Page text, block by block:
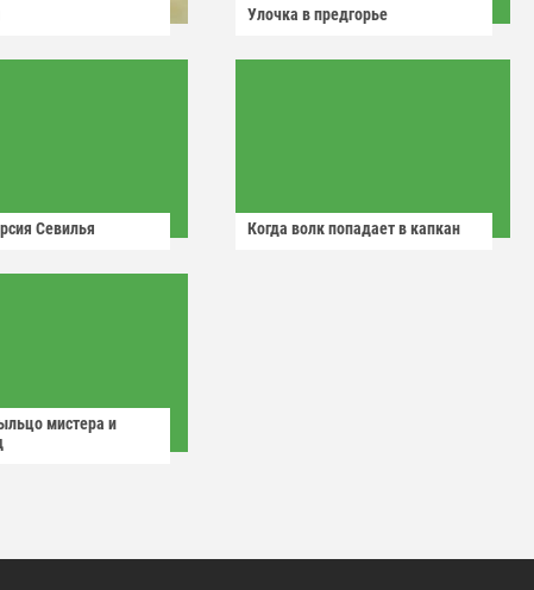
Улочка в предгорье
Севилья Когда волк попадает в капкан
мистера и